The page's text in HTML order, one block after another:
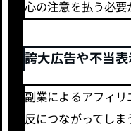
心の注意を払う必要
誇大広告や不当
副業によるアフィ
反につながってし